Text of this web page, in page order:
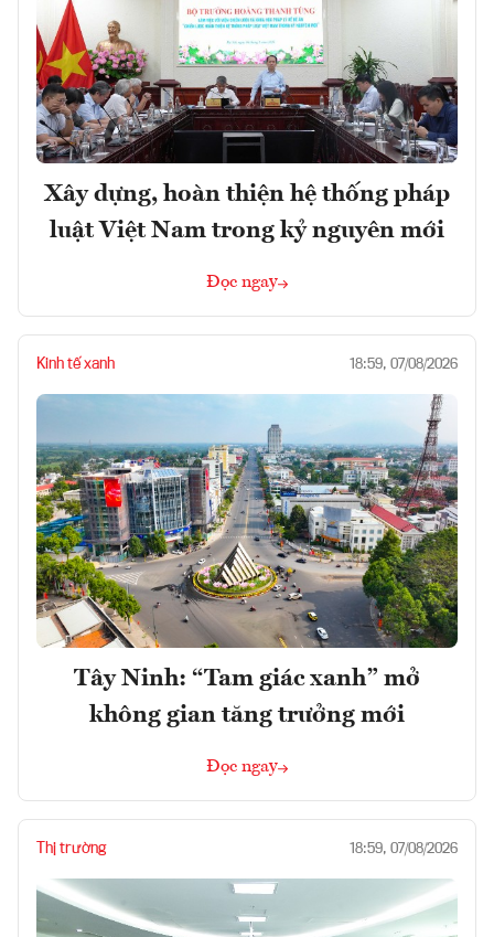
Xây dựng, hoàn thiện hệ thống pháp
luật Việt Nam trong kỷ nguyên mới
Đọc ngay
Kinh tế xanh 18:59, 07/08/2026
Tây Ninh: “Tam giác xanh” mở
không gian tăng trưởng mới
Đọc ngay
Thị trường 18:59, 07/08/2026